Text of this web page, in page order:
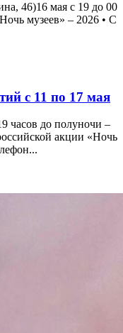
46)16 мая с 19 до 00
музеев» – 2026 • С
с 11 по 17 мая
часов до полуночи –
акции «Ночь